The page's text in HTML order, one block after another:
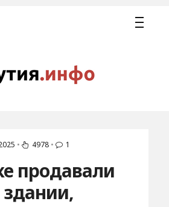
• 4978 • 1
продавали